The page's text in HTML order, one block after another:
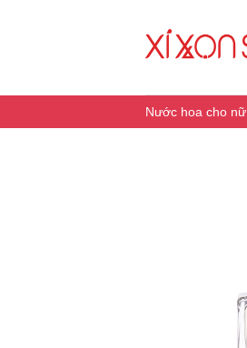
Nước hoa cho nữ